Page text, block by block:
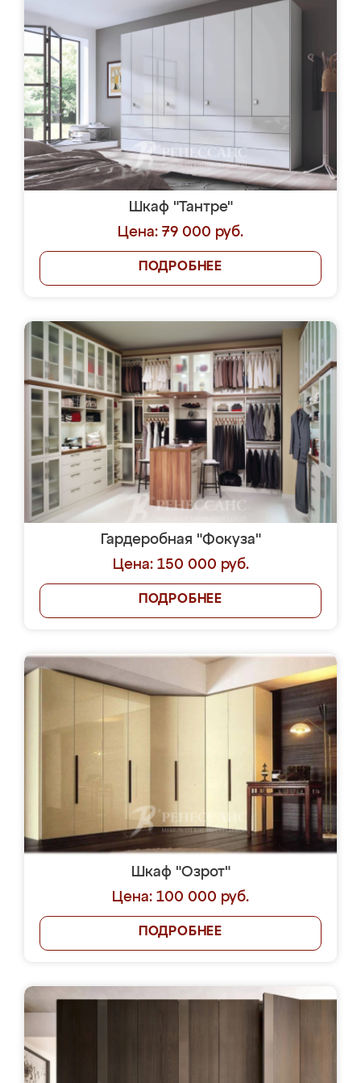
Шкаф "Тантре"
Цена: 79 000 руб.
ПОДРОБНЕЕ
Гардеробная "Фокуза"
Цена: 150 000 руб.
ПОДРОБНЕЕ
Шкаф "Озрот"
Цена: 100 000 руб.
ПОДРОБНЕЕ